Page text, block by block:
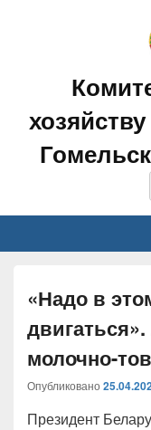
«Надо в
молочно-
Опубликовано
Президент